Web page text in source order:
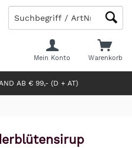
AB € 99,- (D + AT)
Warenkorb
Mein Konto